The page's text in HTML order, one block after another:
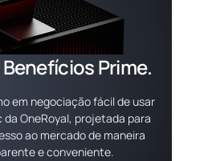
Prime.
em negociação fácil de usar
OneRoyal, projetada para
ao mercado de maneira
e conveniente.